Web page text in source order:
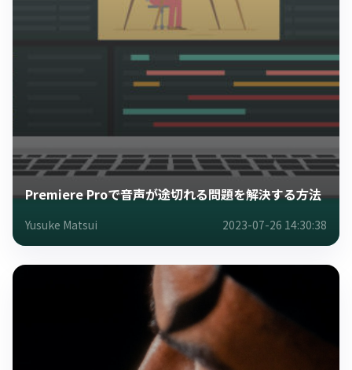
Premiere Proで音声が途切れる問題を解決する方法
Yusuke Matsui 2023-07-26 14:30:38